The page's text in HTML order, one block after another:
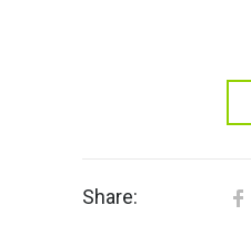
Share: